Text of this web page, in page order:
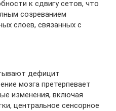
к сдвигу сетов, что
созреванием
слоев, связанных с
дефицит
мозга претерпевает
изменения, включая
центральное сенсорное